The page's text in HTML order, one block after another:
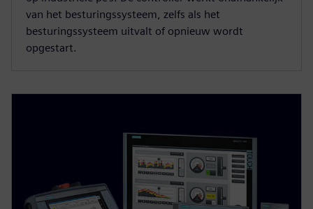
van het besturingssysteem, zelfs als het
besturingssysteem uitvalt of opnieuw wordt
opgestart.